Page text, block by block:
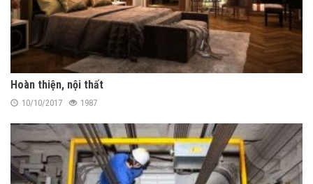
Hoàn thiện, nội thất
10/10/2017 1987